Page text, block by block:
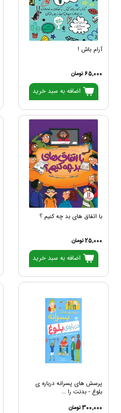
آرام باش !
65,000 تومان
اضافه به سبد خرید
با اتفاق های بد چه کنیم ؟
25,000 تومان
اضافه به سبد خرید
پرسش های پسرانه درباره ی
بلوغ - بدنت را ...
300,000 تومان